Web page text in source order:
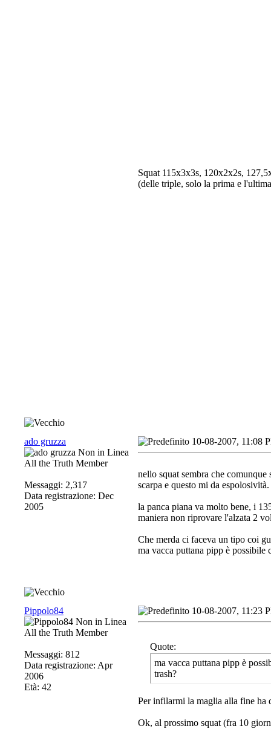
Squat 115x3x3s, 120x2x2s,
(delle triple, solo la prima e
ado gruzza
All the Truth Member
Messaggi: 2,317
Data registrazione: Dec
2005
10-08-2007, 11:08
nello squat sembra che
scarpa e questo mi da
la panca piana va molto bene, i
maniera non riprovare l'alzata 2
Che merda ci faceva un tipo coi
ma vacca puttana pipp è
Pippolo84
All the Truth Member
Messaggi: 812
Data registrazione: Apr
2006
Età: 42
10-08-2007, 11:23
Quote:
ma vacca puttana pipp è
trash?
Per infilarmi la maglia alla fine ha
Ok, al prossimo squat (fra 10